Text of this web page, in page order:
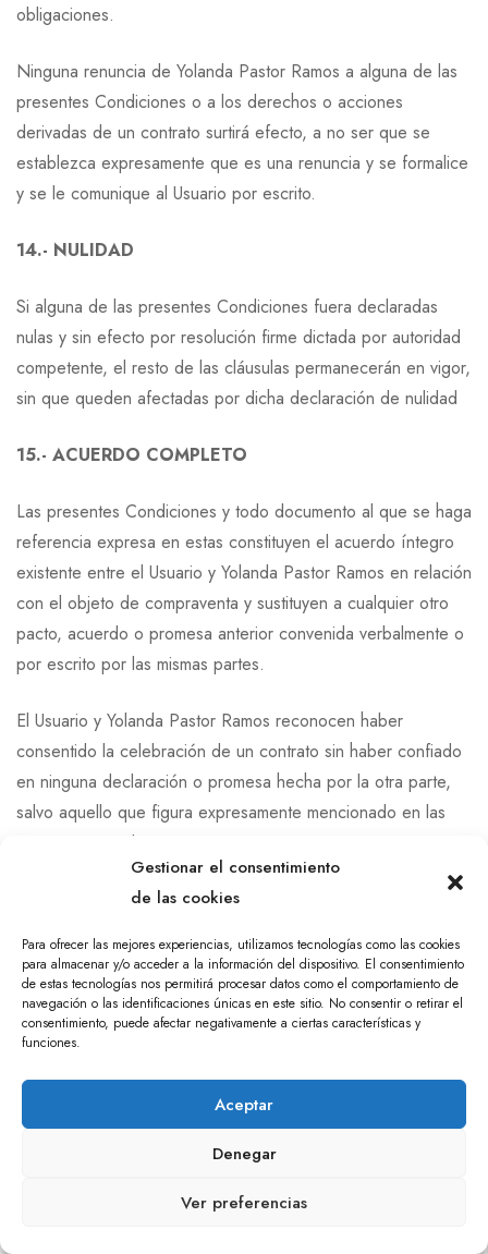
Gestionar el consentimiento
de las cookies
Para ofrecer las mejores experiencias, utilizamos tecnologías como las cookies
para almacenar y/o acceder a la información del dispositivo. El consentimiento
de estas tecnologías nos permitirá procesar datos como el comportamiento de
navegación o las identificaciones únicas en este sitio. No consentir o retirar el
consentimiento, puede afectar negativamente a ciertas características y
funciones.
Aceptar
Denegar
Ver preferencias
obligaciones.
Ninguna renuncia de Yolanda Pastor Ramos a alguna de las
presentes Condiciones o a los derechos o acciones
derivadas de un contrato surtirá efecto, a no ser que se
establezca expresamente que es una renuncia y se formalice
y se le comunique al Usuario por escrito.
14.- NULIDAD
Si alguna de las presentes Condiciones fuera declaradas
nulas y sin efecto por resolución firme dictada por autoridad
competente, el resto de las cláusulas permanecerán en vigor,
sin que queden afectadas por dicha declaración de nulidad
15.- ACUERDO COMPLETO
Las presentes Condiciones y todo documento al que se haga
referencia expresa en estas constituyen el acuerdo íntegro
existente entre el Usuario y Yolanda Pastor Ramos en relación
con el objeto de compraventa y sustituyen a cualquier otro
pacto, acuerdo o promesa anterior convenida verbalmente o
por escrito por las mismas partes.
El Usuario y Yolanda Pastor Ramos reconocen haber
consentido la celebración de un contrato sin haber confiado
en ninguna declaración o promesa hecha por la otra parte,
salvo aquello que figura expresamente mencionado en las
presentes Condiciones.
16.- PROTECCIÓN DE DATOS
Puedes consultar la información sobre cómo tratamos tus
datos de carácter personal, accediendo a nuestra política de
privacidad en nuestra web
17.- LEGISLACIÓN APLICABLE Y JURISDICCIÓN
Las condiciones presentes se regirán por la legislación
española vigente. La lengua utilizada será el Castellano. En
caso de tener que recurrir a los Tribunales para dirimir
0